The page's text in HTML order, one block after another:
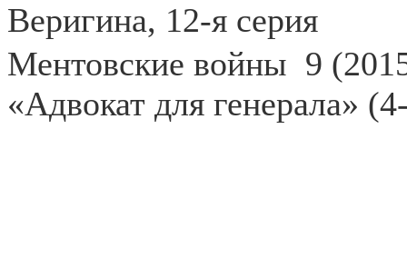
Веригина, 12-я серия
Ментовские войны 9
«Адвокат для генерала»